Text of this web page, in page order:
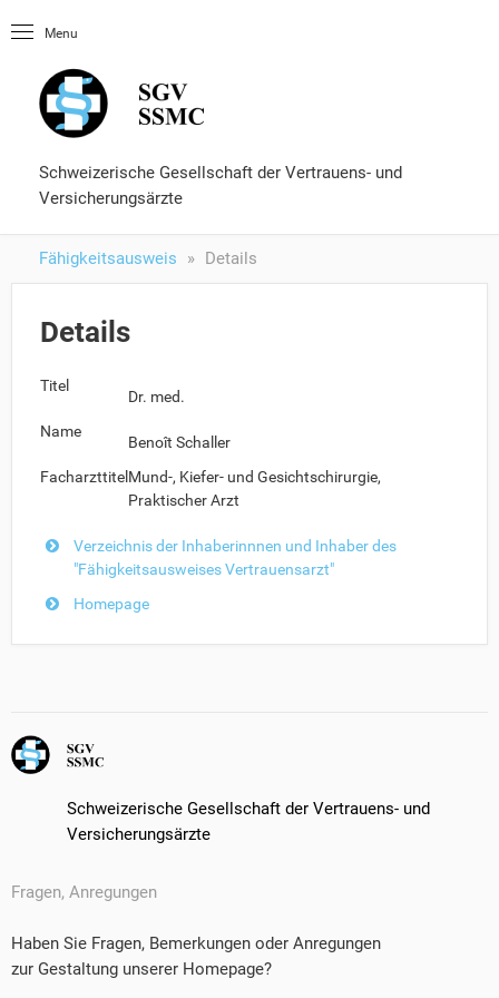
Menu
Schweizerische Gesellschaft der Vertrauens- und
Versicherungsärzte
Fähigkeitsausweis Details
Details
Titel
Dr. med.
Name
Benoît Schaller
Facharzttitel Mund-, Kiefer- und Gesichtschirurgie,
Praktischer Arzt
Verzeichnis der Inhaberinnnen und Inhaber des
"Fähigkeitsausweises Vertrauensarzt"
Homepage
Schweizerische Gesellschaft der Vertrauens- und
Versicherungsärzte
Fragen, Anregungen
Haben Sie Fragen, Bemerkungen oder Anregungen
zur Gestaltung unserer Homepage?
Nachschlagewerke
Fähigkeitsausweis
Formulare und Services